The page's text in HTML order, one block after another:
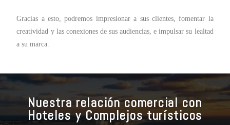
Gracias a esto, podremos impresionar a sus clientes, fomentar la
creatividad y las conexiones de sus audiencias, e impulsar su lealtad
a su marca.
Nuestra relación comercial con
Hoteles y Complejos turísticos